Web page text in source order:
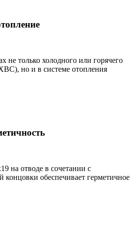
не только холодного или горячего
но и в системе отопления
на отводе в сочетании с
концовки обеспечивает герметичное